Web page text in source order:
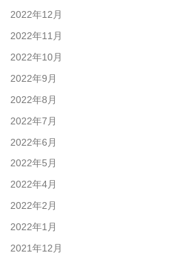
2022年12月
2022年11月
2022年10月
2022年9月
2022年8月
2022年7月
2022年6月
2022年5月
2022年4月
2022年2月
2022年1月
2021年12月